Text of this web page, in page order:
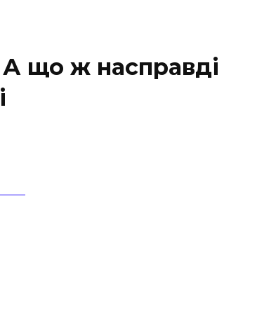
А що ж насправді